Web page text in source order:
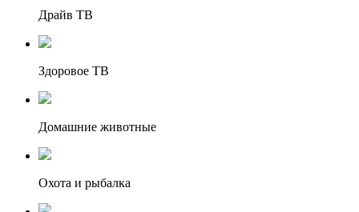
Драйв ТВ
Здоровое ТВ
Домашние животные
Охота и рыбалка